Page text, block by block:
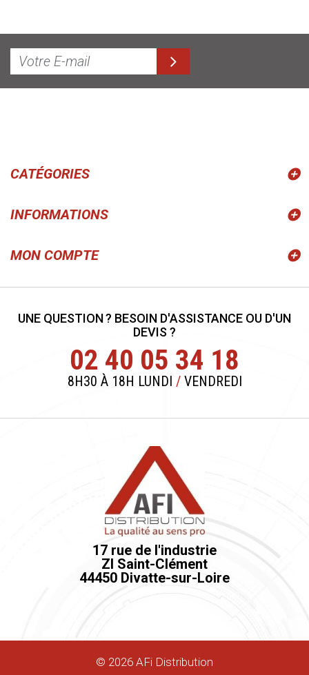
CATÉGORIES
INFORMATIONS
© 2026 AFi Distribution
MON COMPTE
UNE QUESTION ? BESOIN D'ASSISTANCE OU D'UN
DEVIS ?
02 40 05 34 18
8H30 À 18H LUNDI /VENDREDI
17 rue de l'industrie
ZI Saint-Clément
44450 Divatte-sur-Loire